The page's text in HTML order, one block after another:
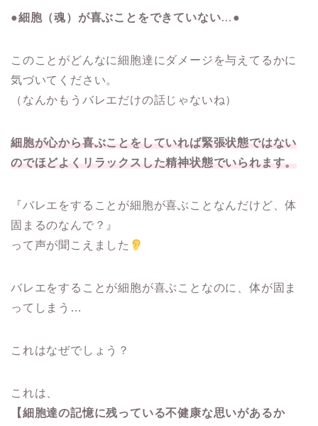
●細胞（魂）が喜ぶことをできていない…●
このことがどんなに細胞達にダメージを与えてるかに
気づいてください。
（なんかもうバレエだけの話じゃないね）
細胞が心から喜ぶことをしていれば緊張状態ではない
のでほどよくリラックスした精神状態でいられます。
『バレエをすることが細胞が喜ぶことなんだけど、体
固まるのなんで？』
って声が聞こえました
バレエをすることが細胞が喜ぶことなのに、体が固ま
ってしまう…
これはなぜでしょう？
これは、
【細胞達の記憶に残っている不健康な思いがあるか